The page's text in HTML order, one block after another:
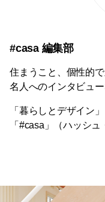
#casa 編集部
住まうこと、個性的
名人へのインタビュ
「暮らしとデザイン
「#casa」（ハッシュ